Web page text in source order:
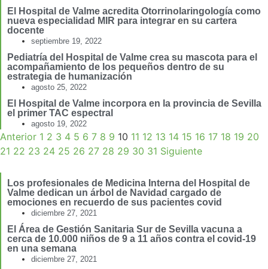
El Hospital de Valme acredita Otorrinolaringología como
nueva especialidad MIR para integrar en su cartera
docente
septiembre 19, 2022
Pediatría del Hospital de Valme crea su mascota para el
acompañamiento de los pequeños dentro de su
estrategia de humanización
agosto 25, 2022
El Hospital de Valme incorpora en la provincia de Sevilla
el primer TAC espectral
agosto 19, 2022
Anterior 1 2 3 4 5 6 7 8 9 10 11 12 13 14 15 16 17 18 19 20
21 22 23 24 25 26 27 28 29 30 31 Siguiente
Los profesionales de Medicina Interna del Hospital de
Valme dedican un árbol de Navidad cargado de
emociones en recuerdo de sus pacientes covid
diciembre 27, 2021
El Área de Gestión Sanitaria Sur de Sevilla vacuna a
cerca de 10.000 niños de 9 a 11 años contra el covid-19
en una semana
diciembre 27, 2021